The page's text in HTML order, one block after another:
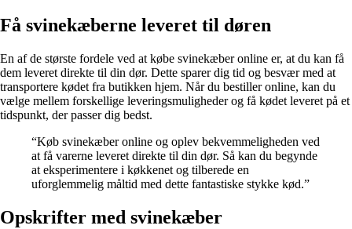
Få svinekæberne leveret til døren
En af de største fordele ved at købe svinekæber online er, at du kan få
dem leveret direkte til din dør. Dette sparer dig tid og besvær med at
transportere kødet fra butikken hjem. Når du bestiller online, kan du
vælge mellem forskellige leveringsmuligheder og få kødet leveret på et
tidspunkt, der passer dig bedst.
“Køb svinekæber online og oplev bekvemmeligheden ved
at få varerne leveret direkte til din dør. Så kan du begynde
at eksperimentere i køkkenet og tilberede en
uforglemmelig måltid med dette fantastiske stykke kød.”
Opskrifter med svinekæber